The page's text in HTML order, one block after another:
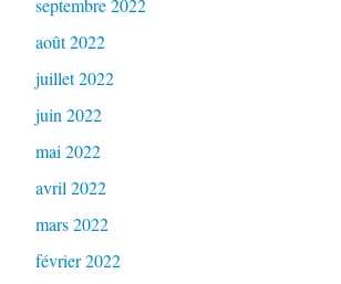
septembre 2022
août 2022
juillet 2022
juin 2022
mai 2022
avril 2022
mars 2022
février 2022